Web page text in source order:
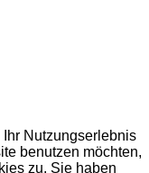
Nutzungserlebnis
benutzen möchten,
zu. Sie haben